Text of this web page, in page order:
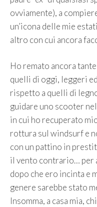
ovviamente), a
un’icona delle mie
altro con cui ancora
Ho remato ancora
quelli di oggi, leggeri
rispetto a quelli di
guidare uno scooter
in cui ho recuperato
rottura sul windsurf e
con un pattino in
il vento contrario… per
dopo che ero incinta e
genere sarebbe stato
Insomma, a casa mia,